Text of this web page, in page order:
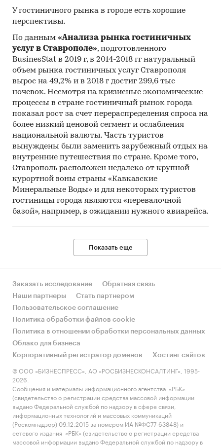
У гостиничного рынка в городе есть хорошие
перспективы.
По данным «Анализа рынка гостиничных
услуг в Ставрополе», подготовленного
BusinesStat в 2019 г, в 2014-2018 гг натуральный
объем рынка гостиничных услуг Ставрополя
вырос на 49,2% и в 2018 г достиг 299,6 тыс
ночевок. Несмотря на кризисные экономические
процессы в стране гостиничный рынок города
показал рост за счет перераспределения спроса на
более низкий ценовой сегмент и ослабления
национальной валюты. Часть туристов
вынуждены были заменить зарубежный отдых на
внутренние путешествия по стране. Кроме того,
Ставрополь расположен недалеко от крупной
курортной зоны страны «Кавказские
Минеральные Воды» и для некоторых туристов
гостиницы города являются «перевалочной
базой», например, в ожидании нужного авиарейса.
Показать еще
Заказать исследование
Обратная связь
Наши партнеры
Стать партнером
Пользовательское соглашение
Политика обработки файлов cookie
Политика в отношении обработки персональных данных
Облако для бизнеса
Корпоративный регистратор доменов
Хостинг сайтов
© ООО «БИЗНЕСПРЕСС», АО «РОСБИЗНЕСКОНСАЛТИНГ», 1995-
2026.
Сообщения и материалы информационного агентства «РБК»
(свидетельство о регистрации средства массовой информации
выдано Федеральной службой по надзору в сфере связи,
информационных технологий и массовых коммуникаций
(Роскомнадзор) 09.12.2015 за номером ИА №ФС77-63848) и
сетевого издания «РБК» (свидетельство о регистрации средства
массовой информации выдано Федеральной службой по надзору в